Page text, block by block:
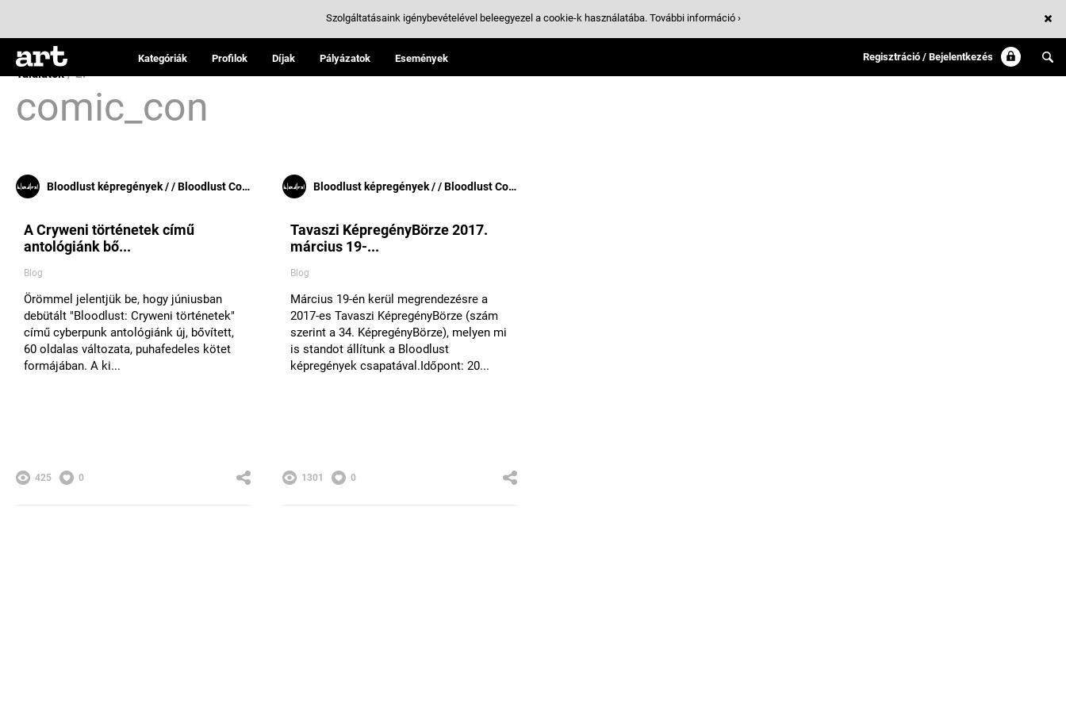
Kategóriák Profilok Díjak Pályázatok Események Regisztráció / Bejelentkezés
Találatok/ 2:
comic_con
Bloodlust képregények / / Bloodlust Comics
A Cryweni történetek című
antológiánk bő...
Blog
Örömmel jelentjük be, hogy júniusban
debütált "Bloodlust: Cryweni történetek"
című cyberpunk antológiánk új, bővített,
60 oldalas változata, puhafedeles kötet
formájában. A ki...
425 0
Bloodlust képregények / / Bloodlust Comics
Tavaszi KépregényBörze 2017.
március 19-...
Blog
Március 19-én kerül megrendezésre a
2017-es Tavaszi KépregényBörze (szám
szerint a 34. KépregényBörze), melyen mi
is standot állítunk a Bloodlust
képregények csapatával.Időpont: 20...
1301 0
Szolgáltatásaink igénybevételével beleegyezel a cookie-k használatába. További információ ›